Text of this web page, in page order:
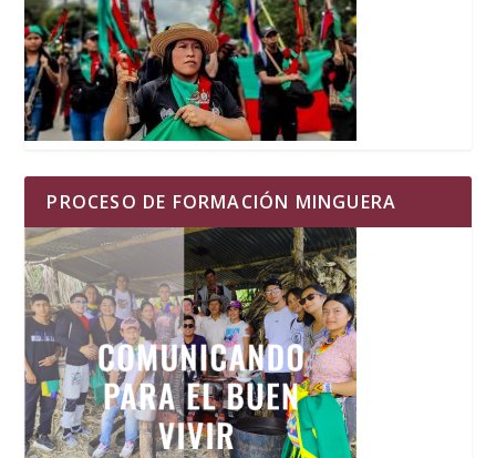
PROCESO DE FORMACIÓN MINGUERA